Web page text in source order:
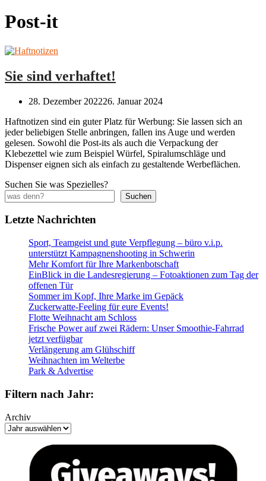
Post-it
Sie sind verhaftet!
28. Dezember 202226. Januar 2024
Haftnotizen sind ein guter Platz für Werbung: Sie lassen sich an
jeder beliebigen Stelle anbringen, fallen ins Auge und werden
gelesen. Sowohl die Post-its als auch die Verpackung der
Klebezettel wie zum Beispiel Würfel, Spiralumschläge und
Dispenser eignen sich als einfach zu gestaltende Werbeflächen.
Suchen Sie was Spezielles?
Suchen
Letzte Nachrichten
Sport, Teamgeist und gute Verpflegung – büro v.i.p.
unterstützt Kampagnenshooting in Schwerin
Mehr Komfort für Ihre Markenbotschaft
EinBlick in die Landesregierung – Fotoaktionen zum Tag der
offenen Tür
Sommer im Kopf, Ihre Marke im Gepäck
Zuckerwatte-Feeling für eure Events!
Flotte Weihnacht am Schloss
Frische Power auf zwei Rädern: Unser Smoothie-Fahrrad
jetzt verfügbar
Verlängerung am Glühschiff
Weihnachten im Welterbe
Park & Advertise
Filtern nach Jahr:
Archiv